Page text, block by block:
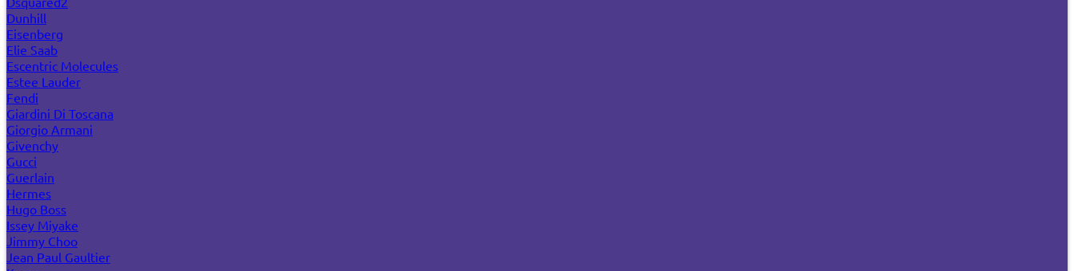
Dunhill
Eisenberg
Elie Saab
Escentric Molecules
Estee Lauder
Fendi
Giardini Di Toscana
Giorgio Armani
Givenchy
Gucci
Guerlain
Hermes
Hugo Boss
Issey Miyake
Jimmy Choo
Jean Paul Gaultier